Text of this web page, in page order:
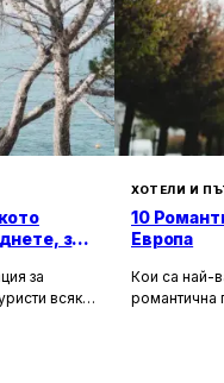
за
за
всяка
ХОТЕЛИ И
10
Европа
Кои са най-
романтична